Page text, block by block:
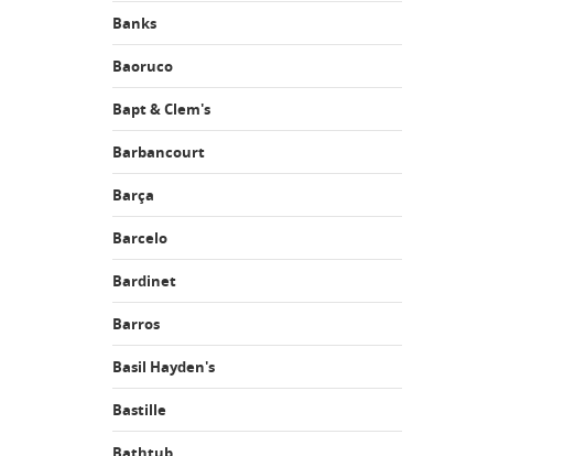
Banks
Baoruco
Bapt & Clem's
Barbancourt
Barça
Barcelo
Bardinet
Barros
Basil Hayden's
Bastille